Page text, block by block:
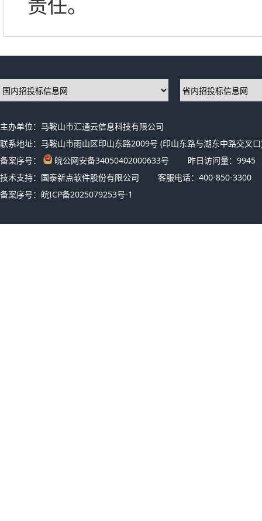
主办单位：马鞍山市汇通云信息科技有限公司
联系地址：马鞍山市雨山区印山东路2009号 (印山东路与湖东中路交叉
备案序号：
皖公网安备34050402000633号 昨日访问量： 9945
技术支持：国泰新点软件股份有限公司
客服电话：400-850-3300
备案序号： 皖ICP备2025079253号-1